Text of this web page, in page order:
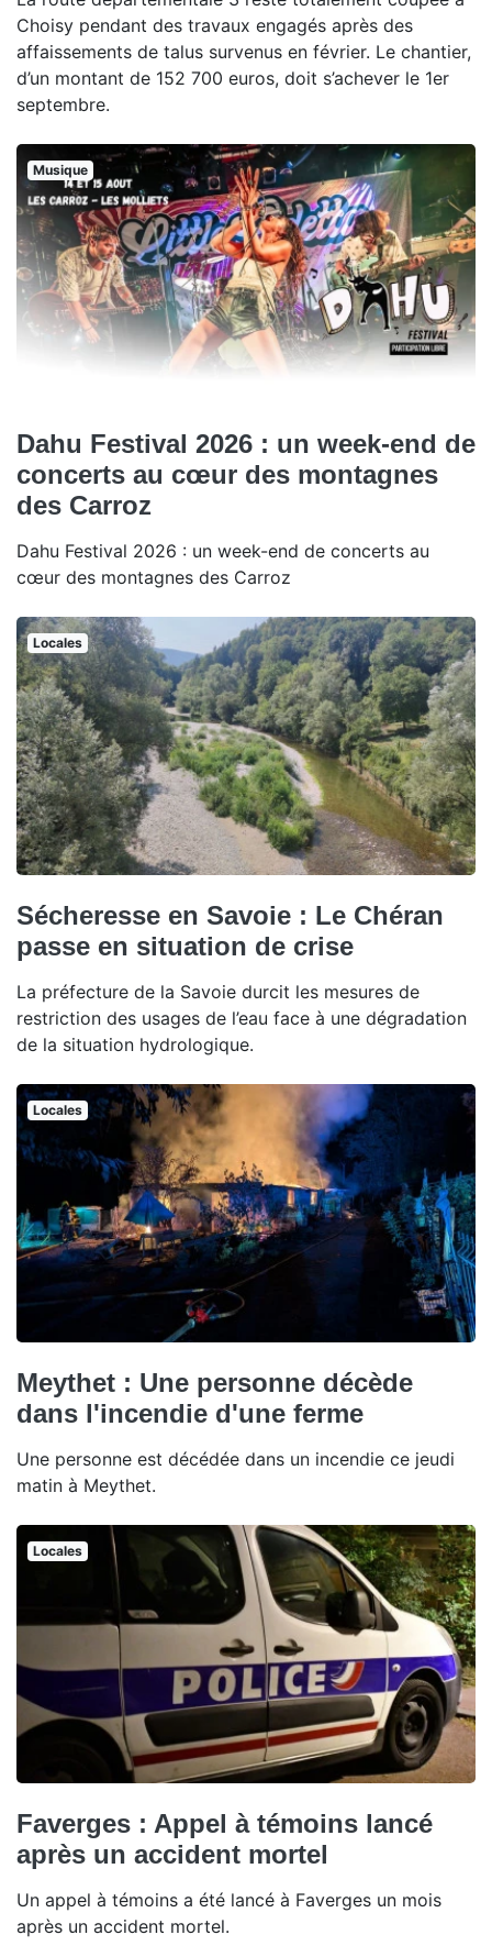
Choisy pendant des travaux engagés après des
affaissements de talus survenus en février. Le chantier,
d’un montant de 152 700 euros, doit s’achever le 1er
septembre.
Musique
Dahu Festival 2026 : un week-end de
concerts au cœur des montagnes
des Carroz
Dahu Festival 2026 : un week-end de concerts au
cœur des montagnes des Carroz
Locales
Sécheresse en Savoie : Le Chéran
passe en situation de crise
La préfecture de la Savoie durcit les mesures de
restriction des usages de l’eau face à une dégradation
de la situation hydrologique.
Locales
Meythet : Une personne décède
dans l'incendie d'une ferme
Une personne est décédée dans un incendie ce jeudi
matin à Meythet.
Locales
Faverges : Appel à témoins lancé
après un accident mortel
Un appel à témoins a été lancé à Faverges un mois
après un accident mortel.